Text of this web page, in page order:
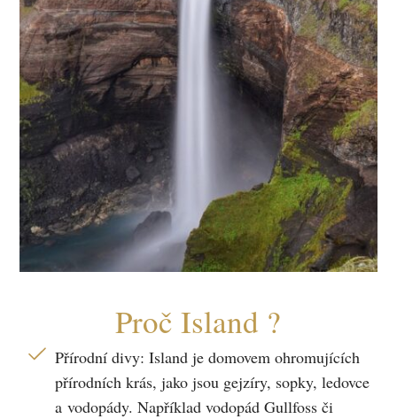
Proč Island ?
Přírodní divy: Island je domovem ohromujících
přírodních krás, jako jsou gejzíry, sopky, ledovce
a vodopády. Například vodopád Gullfoss či